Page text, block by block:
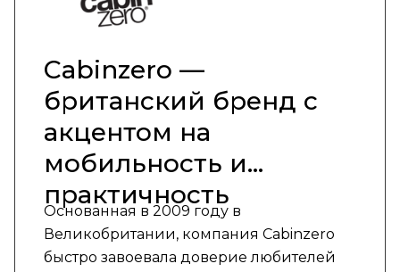
Cabinzero —
британский бренд с
акцентом на
мобильность и
практичность
Основанная в 2009 году в
Великобритании, компания Cabinzero
быстро завоевала доверие любителей